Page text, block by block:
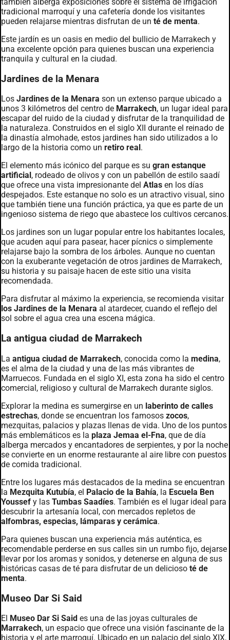
tradicional marroquí y una cafetería donde los visitantes
pueden relajarse mientras disfrutan de un té de menta.
Este jardín es un oasis en medio del bullicio de Marrakech y
una excelente opción para quienes buscan una experiencia
tranquila y cultural en la ciudad.
Jardines de la Menara
Los Jardines de la Menara son un extenso parque ubicado a
unos 3 kilómetros del centro de Marrakech, un lugar ideal para
escapar del ruido de la ciudad y disfrutar de la tranquilidad de
la naturaleza. Construidos en el siglo XII durante el reinado de
la dinastía almohade, estos jardines han sido utilizados a lo
largo de la historia como un retiro real .
El elemento más icónico del parque es su gran estanque
artificial , rodeado de olivos y con un pabellón de estilo saadí
que ofrece una vista impresionante del Atlas en los días
despejados. Este estanque no solo es un atractivo visual, sino
que también tiene una función práctica, ya que es parte de un
ingenioso sistema de riego que abastece los cultivos cercanos.
Los jardines son un lugar popular entre los habitantes locales,
que acuden aquí para pasear, hacer pícnics o simplemente
relajarse bajo la sombra de los árboles. Aunque no cuentan
con la exuberante vegetación de otros jardines de Marrakech,
su historia y su paisaje hacen de este sitio una visita
recomendada.
Para disfrutar al máximo la experiencia, se recomienda visitar
los Jardines de la Menara al atardecer, cuando el reflejo del
sol sobre el agua crea una escena mágica.
La antigua ciudad de Marrakech
La antigua ciudad de Marrakech, conocida como la medina,
es el alma de la ciudad y una de las más vibrantes de
Marruecos. Fundada en el siglo XI, esta zona ha sido el centro
comercial, religioso y cultural de Marrakech durante siglos.
Explorar la medina es sumergirse en un laberinto de calles
estrechas, donde se encuentran los famosos zocos,
mezquitas, palacios y plazas llenas de vida. Uno de los puntos
más emblemáticos es la plaza Jemaa el-Fna, que de día
alberga mercados y encantadores de serpientes, y por la noche
se convierte en un enorme restaurante al aire libre con puestos
de comida tradicional.
Entre los lugares más destacados de la medina se encuentran
la Mezquita Kutubía, el Palacio de la Bahía, la Escuela Ben
Youssef y las Tumbas Saadíes. También es el lugar ideal para
descubrir la artesanía local, con mercados repletos de
alfombras, especias, lámparas y cerámica.
Para quienes buscan una experiencia más auténtica, es
recomendable perderse en sus calles sin un rumbo fijo, dejarse
llevar por los aromas y sonidos, y detenerse en alguna de sus
históricas casas de té para disfrutar de un delicioso té de
menta.
Museo Dar Si Said
El Museo Dar Si Said es una de las joyas culturales de
Marrakech, un espacio que ofrece una visión fascinante de la
historia y el arte marroquí. Ubicado en un palacio del siglo XIX,